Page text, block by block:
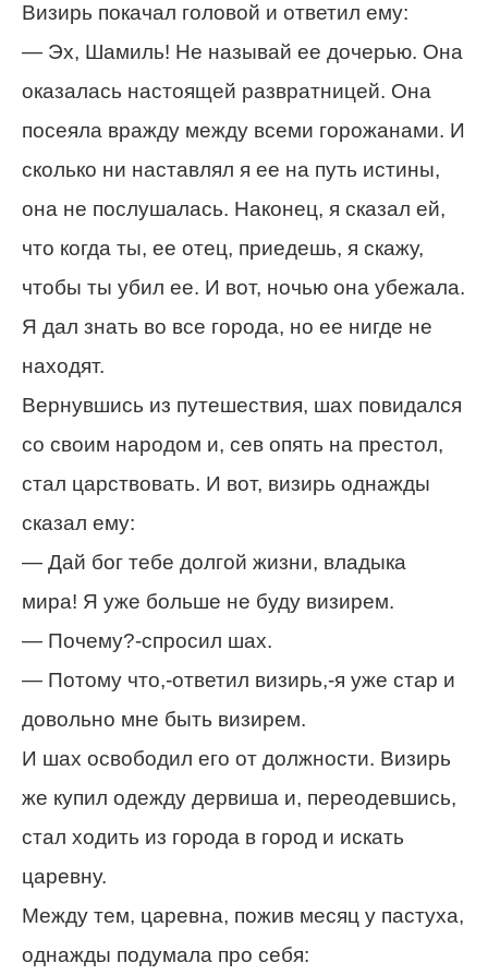
Визирь покачал головой и ответил ему:
— Эх, Шамиль! Не называй ее дочерью. Она
оказалась настоящей развратницей. Она
посеяла вражду между всеми горожанами. И
сколько ни наставлял я ее на путь истины,
она не послушалась. Наконец, я сказал ей,
что когда ты, ее отец, приедешь, я скажу,
чтобы ты убил ее. И вот, ночью она убежала.
Я дал знать во все города, но ее нигде не
находят.
Вернувшись из путешествия, шах повидался
со своим народом и, сев опять на престол,
стал царствовать. И вот, визирь однажды
сказал ему:
— Дай бог тебе долгой жизни, владыка
мира! Я уже больше не буду визирем.
— Почему?-спросил шах.
— Потому что,-ответил визирь,-я уже стар и
довольно мне быть визирем.
И шах освободил его от должности. Визирь
же купил одежду дервиша и, переодевшись,
стал ходить из города в город и искать
царевну.
Между тем, царевна, пожив месяц у пастуха,
однажды подумала про себя: